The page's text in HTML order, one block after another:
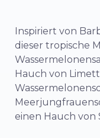
Inspiriert von
dieser tropische
Hauch von
einen Hauch von